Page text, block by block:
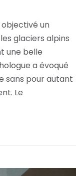
un
glaciers alpins
une belle
a évoqué
sans pour autant
Le